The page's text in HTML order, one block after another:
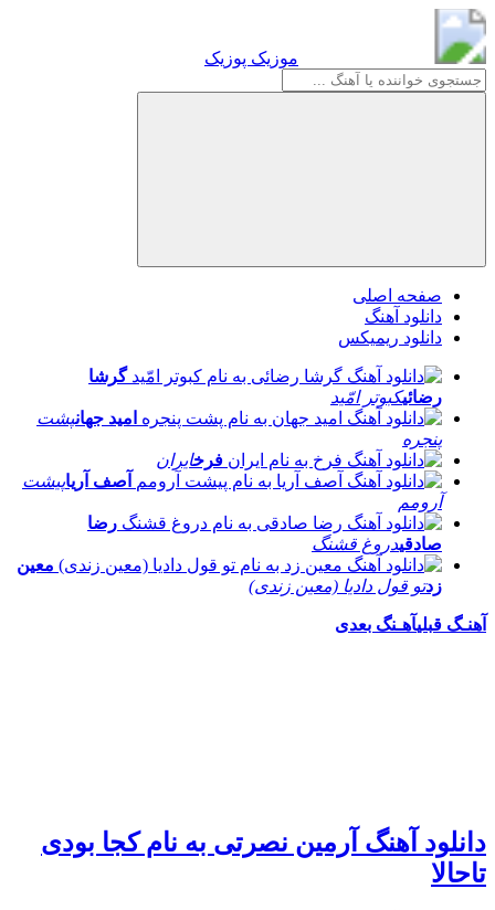
موزیک پوزیک
صفحه اصلی
دانلود آهنگ
دانلود ریمیکس
گرشا
رضائیکبوتر امّید
امید جهانپشت
پنجره
فرخایران
آصف آریاپیشت
آرومم
رضا
صادقیدروغ قشنگ
معین
زدتو قول دادیا (معین زندی)
آهنـگ قبلیآهـنگ بعدی
دانلود آهنگ آرمین نصرتی به نام کجا بودی
تاحالا